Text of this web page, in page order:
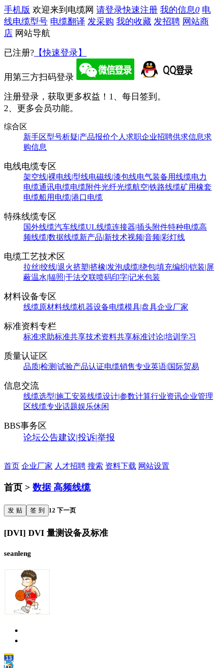
手机版 欢迎来到电缆网 请登录快速注册 我的信息0 电
线电缆型号 电缆翻译 发采购 我的收藏 发招聘 网站商
店 网站导航
已注册? 【快速登录】
用第三方扫码登录
注册登录，获取更多权益！ 1、每日签到。
2、更多会员功能。
综合区
新手区型号析疑|产品报价个人求职企业招聘供求信息求
购信息
电线电缆专区
架空线|裸电线|型线电磁线|漆包线电气装备用线缆电力
电缆通讯电缆电缆附件光纤光缆航空|铁路线缆矿用橡套
电缆船用电缆|港口电缆
特殊线缆专区
国外线缆汽车线缆UL线缆连接器|插头附件特种电缆高
频线缆|数据线缆新产品|新技术视频|音频|彩灯线
电缆工艺技术区
拉丝|绞线|退火挤塑|挤橡|发泡成缆|绕包|填充编织|铠装|屏
蔽温水|辐照|干法交联喷码印字|记米包装
材料设备专区
线缆原材料线缆机器设备电缆模具|盘具企业厂家
标准资料专栏
标准求助标准共享技术资料共享标准讨论|培训学习
质量认证区
品质|检测|试验产品认证电缆销售专业英语|国际贸易
信息交流
线缆选型|施工安装线缆设计|参数计算行业资讯企业管理
区线缆专业话题娱乐休闲
BBS事务区
论坛公告建议|投诉|举报
首页 企业厂家 人才招聘 搜索 资料下载 网站设置
首页 > 数据 高频线缆
发 贴 签 到 12 下一页
[DVI] DVI 量测设备及标准
seanleng